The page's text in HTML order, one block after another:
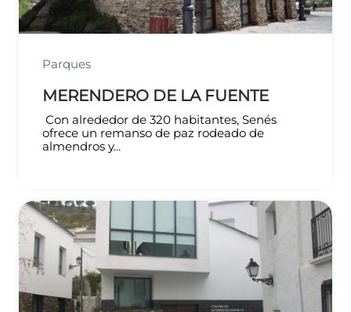
Parques
MERENDERO DE LA FUENTE
Con alrededor de 320 habitantes, Senés
ofrece un remanso de paz rodeado de
almendros y...